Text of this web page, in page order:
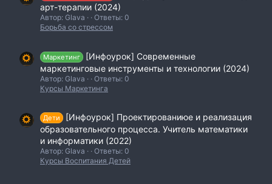
арт-терапии (2024)
Автор: Glava
Ответы: 0
Борьба со стрессом
Маркетинг
[Инфоурок] Современные
маркетинговые инструменты и технологии (2024)
Автор: Glava
Ответы: 0
Курсы Маркетинга
Дети
[Инфоурок] Проектированиюе и реализация
образовательного процесса. Учитель математики
и информатики (2022)
Автор: Glava
Ответы: 0
Курсы Воспитания Детей